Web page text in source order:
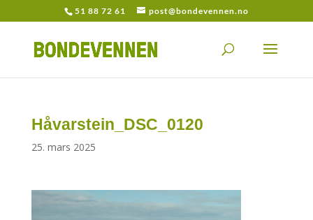
51 88 72 61 post@bondevennen.no
Håvarstein_DSC_0120
25. mars 2025